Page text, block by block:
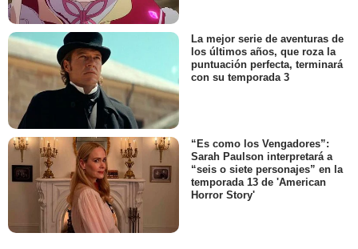
La mejor serie de aventuras de
los últimos años, que roza la
puntuación perfecta, terminará
con su temporada 3
“Es como los Vengadores”:
Sarah Paulson interpretará a
“seis o siete personajes” en la
temporada 13 de 'American
Horror Story'